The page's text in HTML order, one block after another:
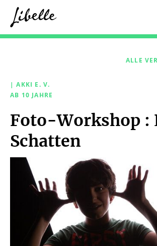

| AKKI E. V.
AB 10 JAHRE
ALLE
Foto-Workshop :
Schatten